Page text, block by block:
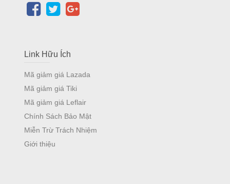
Link Hữu Ích
Mã giảm giá Lazada
Mã giảm giá Tiki
Mã giảm giá Leflair
Chính Sách Bảo Mật
Miễn Trừ Trách Nhiệm
Giới thiệu